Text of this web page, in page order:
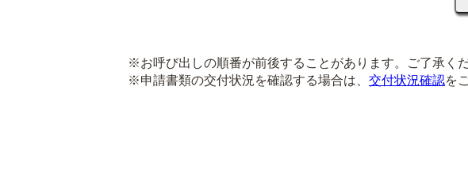
※お呼び出しの順番が前後することがあります。ご了承くだ
※申請書類の交付状況を確認する場合は、 交付状況確認を